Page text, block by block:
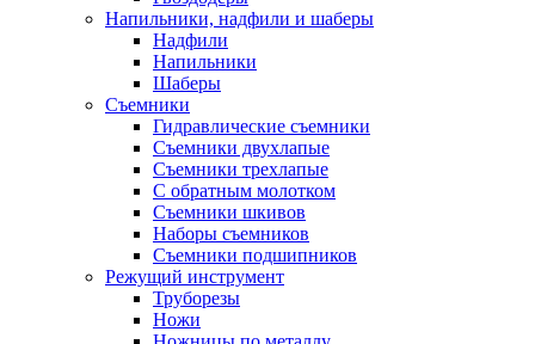
Напильники, надфили и шаберы
Надфили
Напильники
Шаберы
Съемники
Гидравлические съемники
Съемники двухлапые
Съемники трехлапые
С обратным молотком
Съемники шкивов
Наборы съемников
Съемники подшипников
Режущий инструмент
Труборезы
Ножи